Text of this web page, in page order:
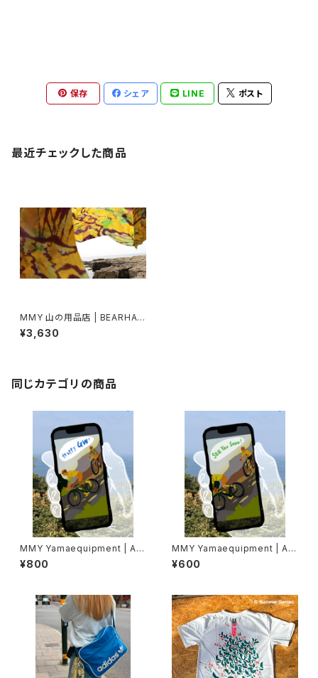
保存 シェア LINE ポスト
最近チェックした商品
MMY 山の用品店 | BEARHAN
D | Illustrated Tenugui 特岡
(2)
¥3,630
同じカテゴリの商品
MMY Yamaequipment | Ani
mated e Card “Custom Me
ssage”
¥800
MMY Yamaequipment | Ani
mated e Card “Default Me
ssage” : Instant Download
¥600